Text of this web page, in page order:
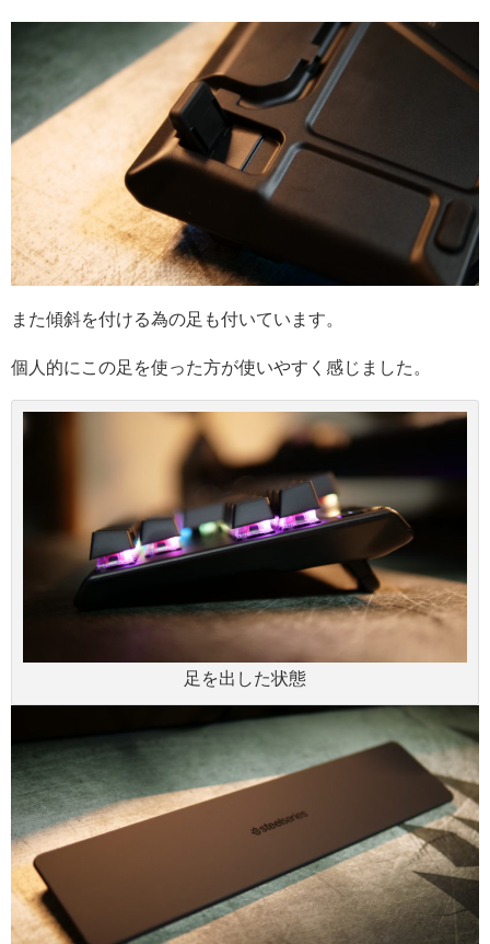
また傾斜を付ける為の足も付いています。
個人的にこの足を使った方が使いやすく感じました。
足を出した状態